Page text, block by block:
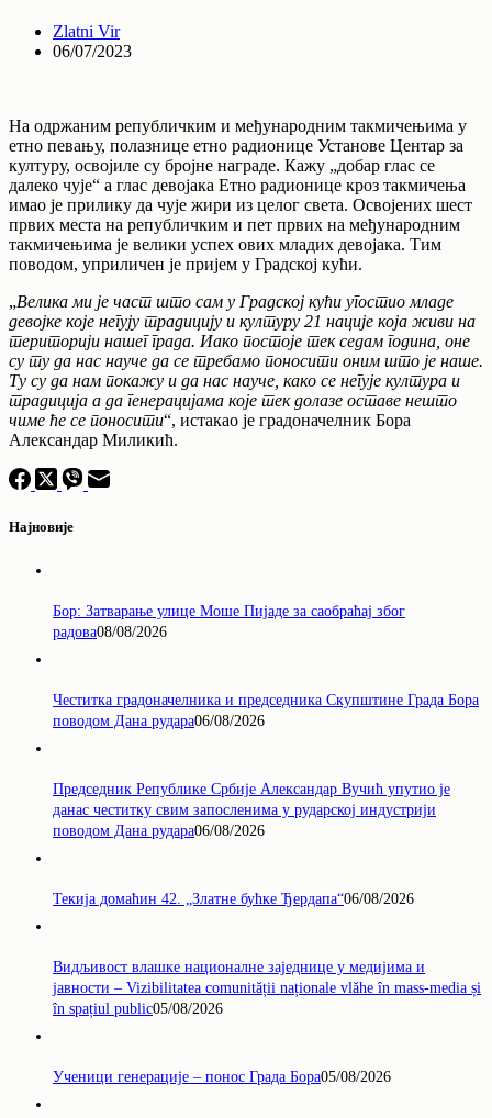
Zlatni Vir
06/07/2023
На одржаним републичким и међународним такмичењима у
етно певању, полазнице етно радионице Установе Центар за
културу, освојиле су бројне награде. Кажу „добар глас се
далеко чује“ а глас девојака Етно радионице кроз такмичења
имао је прилику да чује жири из целог света. Освојених шест
првих места на републичким и пет првих на међународним
такмичењима је велики успех ових младих девојака. Тим
поводом, уприличен је пријем у Градској кући.
„Велика ми је част што сам у Градској кући угостио младе
девојке које негују традицију и културу 21 нације која живи на
територији нашег града. Иако постоје тек седам година, оне
су ту да нас науче да се требамо поносити оним што је наше.
Ту су да нам покажу и да нас науче, како се негује култура и
традиција а да генерацијама које тек долазе оставе нешто
чиме ће се поносити“, истакао је градоначелник Бора
Александар Миликић.
Најновије
Бор: Затварање улице Моше Пијаде за саобраћај због
радова08/08/2026
Честитка градоначелника и председника Скупштине Града Бора
поводом Дана рудара06/08/2026
Председник Републике Србије Александар Вучић упутио је
данас честитку свим запосленима у рударској индустрији
поводом Дана рудара06/08/2026
Текија домаћин 42. „Златне бућке Ђердапа“06/08/2026
Видљивост влашке националне заједнице у медијима и
јавности – Vizibilitatea comunității naționale vlăhe în mass-media și
în spațiul public05/08/2026
Ученици генерације – понос Града Бора05/08/2026